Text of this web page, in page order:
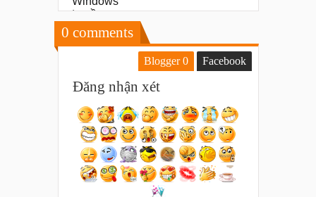
0 comments
Blogger0 Facebook
Đăng nhận xét